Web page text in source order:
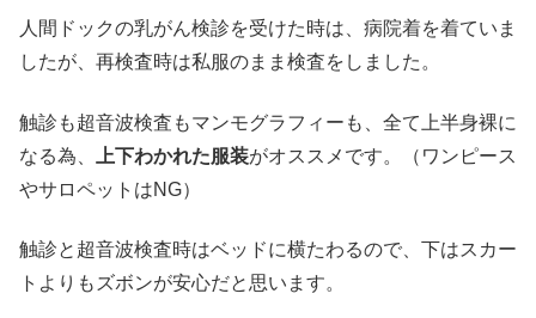
人間ドックの乳がん検診を受けた時は、病院着を着ていま
したが、再検査時は私服のまま検査をしました。
触診も超音波検査もマンモグラフィーも、全て上半身裸に
なる為、
上下わかれた服装がオススメです。（ワンピース
やサロペットはNG）
触診と超音波検査時はベッドに横たわるので、下はスカー
トよりもズボンが安心だと思います。